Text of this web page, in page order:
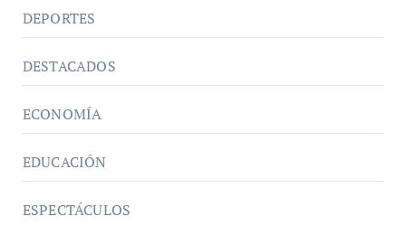
DEPORTES
DESTACADOS
ECONOMÍA
EDUCACIÓN
ESPECTÁCULOS